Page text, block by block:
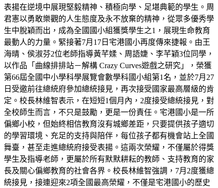
表揚在逆境中展現堅毅精神、積極向學、足堪典範的學生。周
君憲以勇敢樂觀的人生態度及永不放棄的精神，從眾多優秀學
生中脫穎而出，成為全國國小組獲獎學生之1，展現生命教育
最動人的力量。緊接著7月17日宅港國小再度傳來捷報。由王
海晴、侯淑芬2位老師指導黃芊媃、周語婕、李芊穎3位同學，
以作品「曲線排排站－解構 Crazy Curves遊戲之研究」，榮獲
第66屆全國中小學科學展覽會數學科國小組第1名，並於7月27
日受邀前往總統府參加總統接見，再次接受國家最高層級的肯
定。校長林維智表示，在短短1個月內，2度接受總統接見，對
全校師生而言，不只是鼓勵，更是一份責任。宅港國小是一所
偏鄉小校，但始終相信教育沒有城鄉差距，只要提供孩子適切
的學習環境、充足的支持與陪伴，每位孩子都有機會站上全國
舞臺，甚至走進總統府接受表揚。這兩次榮耀，不僅屬於得獎
學生及指導老師，更屬於所有默默耕耘的教師、支持教育的家
長及關心偏鄉教育的社會各界。校長林維智強調，7月2度獲總
統接見，接連迎來2項全國最高榮耀，不僅是宅港國小的歷史